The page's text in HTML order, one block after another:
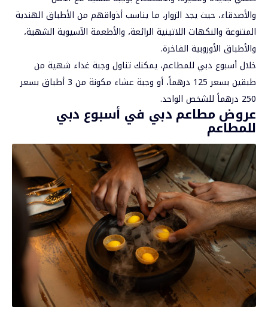
والأصدقاء، حيث يجد الزوار، ما يناسب أذواقهم من الأطباق الهندية
المتنوعة والنكهات اللاتينية الرائعة، والأطعمة الآسيوية الشهية،
والأطباق الأوروبية الفاخرة.
خلال أسبوع دبي للمطاعم، يمكنك تناول وجبة غداء شهية من
طبقين بسعر 125 درهماً، أو وجبة عشاء مكونة من 3 أطباق بسعر
250 درهماً للشخص الواحد.
عروض مطاعم دبي في أسبوع دبي
للمطاعم